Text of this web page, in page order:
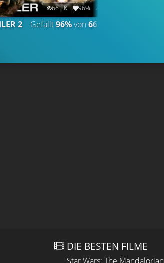
66.5K 96% 2:06
2 Gefällt96%von66.485
DIE BESTEN FILME